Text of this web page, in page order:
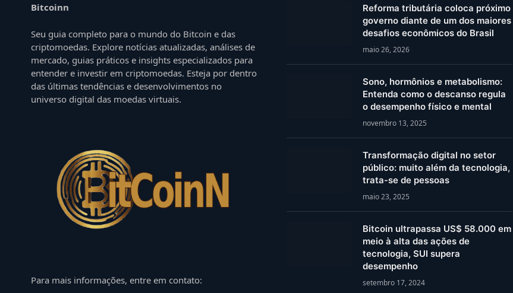
Bitcoinn
Seu guia completo para o mundo do Bitcoin e das
criptomoedas. Explore notícias atualizadas, análises de
mercado, guias práticos e insights especializados para
entender e investir em criptomoedas. Esteja por dentro
das últimas tendências e desenvolvimentos no
universo digital das moedas virtuais.
Para mais informações, entre em contato:
Reforma tributária coloca próximo
governo diante de um dos maiores
desafios econômicos do Brasil
maio 26, 2026
Sono, hormônios e metabolismo:
Entenda como o descanso regula
o desempenho físico e mental
novembro 13, 2025
Transformação digital no setor
público: muito além da tecnologia,
trata-se de pessoas
maio 23, 2025
Bitcoin ultrapassa US$ 58.000 em
meio à alta das ações de
tecnologia, SUI supera
desempenho
setembro 17, 2024